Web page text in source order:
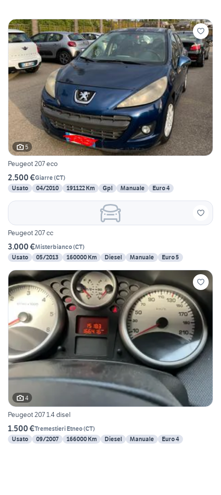
5
Peugeot 207 eco
2.500 €Giarre(CT)
Usato
04/2010 191122 Km Gpl Manuale Euro 4
Peugeot 207 cc
3.000 €Misterbianco(CT)
Usato
05/2013 160000 Km Diesel Manuale Euro 5
4
Peugeot 207 1.4 disel
1.500 €Tremestieri Etneo(CT)
Usato
09/2007 166000 Km Diesel Manuale Euro 4